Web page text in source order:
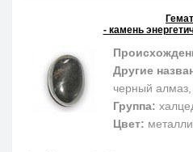
- камень
Другие
черный алмаз,
Группа:
Цвет: